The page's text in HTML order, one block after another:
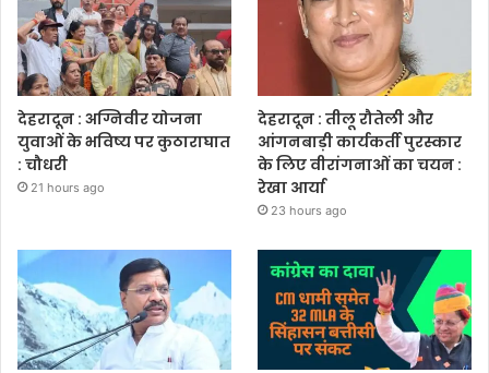
देहरादून : अग्निवीर योजना
युवाओं के भविष्य पर कुठाराघात
: चौधरी
21 hours ago
देहरादून : तीलू रौतेली और
आंगनबाड़ी कार्यकर्ती पुरस्कार
के लिए वीरांगनाओं का चयन :
रेखा आर्या
23 hours ago